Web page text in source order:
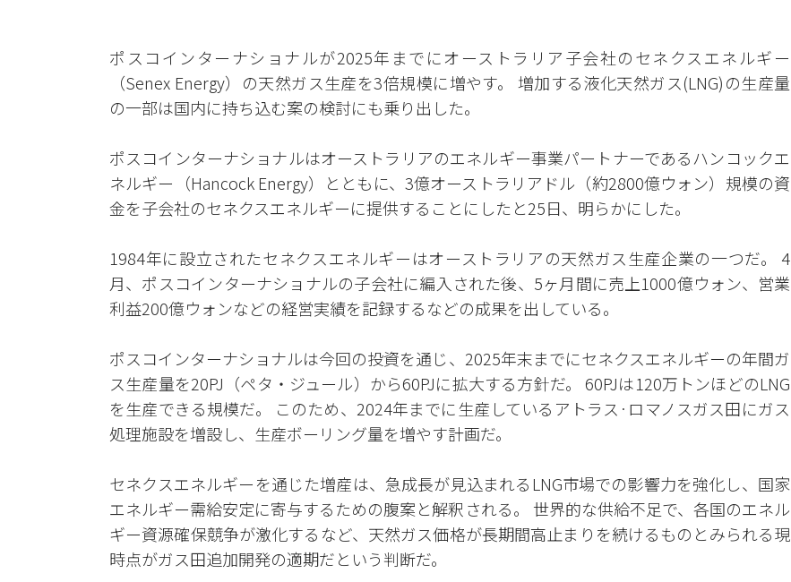
ポスコインターナショナルが2025年までにオーストラリア子会社のセネクスエネルギー
（Senex Energy）の天然ガス生産を3倍規模に増やす。 増加する液化天然ガス(LNG)の生産量
の一部は国内に持ち込む案の検討にも乗り出した。
ポスコインターナショナルはオーストラリアのエネルギー事業パートナーであるハンコックエ
ネルギー（Hancock Energy）とともに、3億オーストラリアドル（約2800億ウォン）規模の資
金を子会社のセネクスエネルギーに提供することにしたと25日、明らかにした。
1984年に設立されたセネクスエネルギーはオーストラリアの天然ガス生産企業の一つだ。 4
月、ポスコインターナショナルの子会社に編入された後、5ヶ月間に売上1000億ウォン、営業
利益200億ウォンなどの経営実績を記録するなどの成果を出している。
ポスコインターナショナルは今回の投資を通じ、2025年末までにセネクスエネルギーの年間ガ
ス生産量を20PJ（ペタ・ジュール）から60PJに拡大する方針だ。 60PJは120万トンほどのLNG
を生産できる規模だ。 このため、2024年までに生産しているアトラス·ロマノスガス田にガス
処理施設を増設し、生産ボーリング量を増やす計画だ。
セネクスエネルギーを通じた増産は、急成長が見込まれるLNG市場での影響力を強化し、国家
エネルギー需給安定に寄与するための腹案と解釈される。 世界的な供給不足で、各国のエネル
ギー資源確保競争が激化するなど、天然ガス価格が長期間高止まりを続けるものとみられる現
時点がガス田追加開発の適期だという判断だ。